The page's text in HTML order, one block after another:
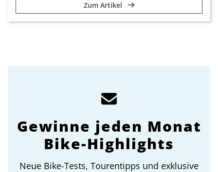
Zum Artikel
Gewinne jeden Monat
Bike-Highlights
Neue Bike-Tests, Tourentipps und exklusive